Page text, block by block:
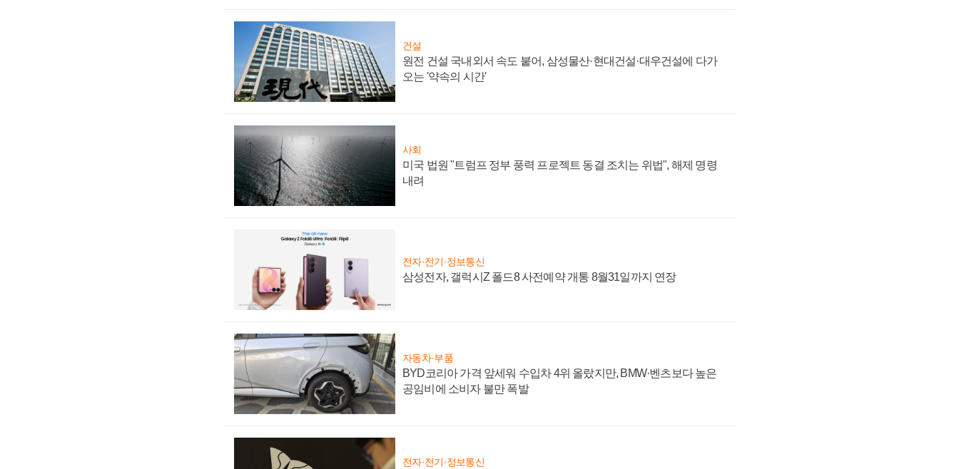
건설
원전 건설 국내외서 속도 붙어, 삼성물산·현대건설·대우건설에 다가
오는 '약속의 시간'
사회
미국 법원 "트럼프 정부 풍력 프로젝트 동결 조치는 위법", 해제 명령
내려
전자·전기·정보통신
삼성전자, 갤럭시Z 폴드8 사전예약 개통 8월31일까지 연장
자동차·부품
BYD코리아 가격 앞세워 수입차 4위 올랐지만, BMW·벤츠보다 높은
공임비에 소비자 불만 폭발
전자·전기·정보통신